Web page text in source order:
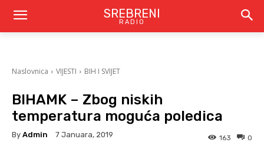
SREBRENI
RADIO
Naslovnica VIJESTI BIH I SVIJET
BIHAMK – Zbog niskih
temperatura moguća poledica
By Admin 7 Januara, 2019 0
163